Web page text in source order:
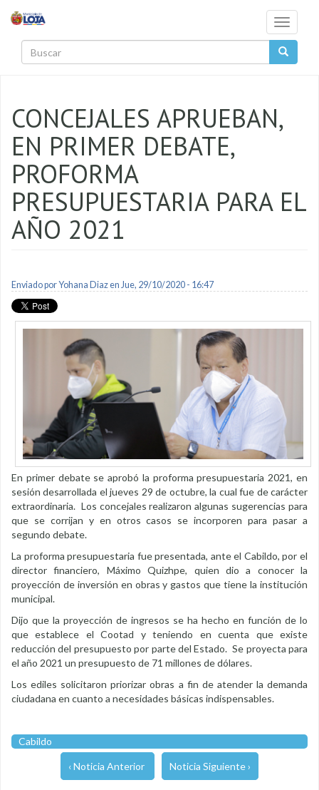
Toggle
CONCEJALES APRUEBAN,
EN PRIMER DEBATE,
PROFORMA
PRESUPUESTARIA PARA EL
AÑO 2021
Enviado porYohana Diazen Jue, 29/10/2020 - 16:47
En primer debate se aprobó la proforma presupuestaria 2021, en
sesión desarrollada el jueves 29 de octubre, la cual fue de carácter
extraordinaria. Los concejales realizaron algunas sugerencias para
que se corrijan y en otros casos se incorporen para pasar a
segundo debate.
La proforma presupuestaria fue presentada, ante el Cabildo, por el
director financiero, Máximo Quizhpe, quien dio a conocer la
proyección de inversión en obras y gastos que tiene la institución
municipal.
Dijo que la proyección de ingresos se ha hecho en función de lo
que establece el Cootad y teniendo en cuenta que existe
reducción del presupuesto por parte del Estado. Se proyecta para
el año 2021 un presupuesto de 71 millones de dólares.
Los ediles solicitaron priorizar obras a fin de atender la demanda
ciudadana en cuanto a necesidades básicas indispensables.
Cabildo
‹ Noticia Anterior Noticia Siguiente ›